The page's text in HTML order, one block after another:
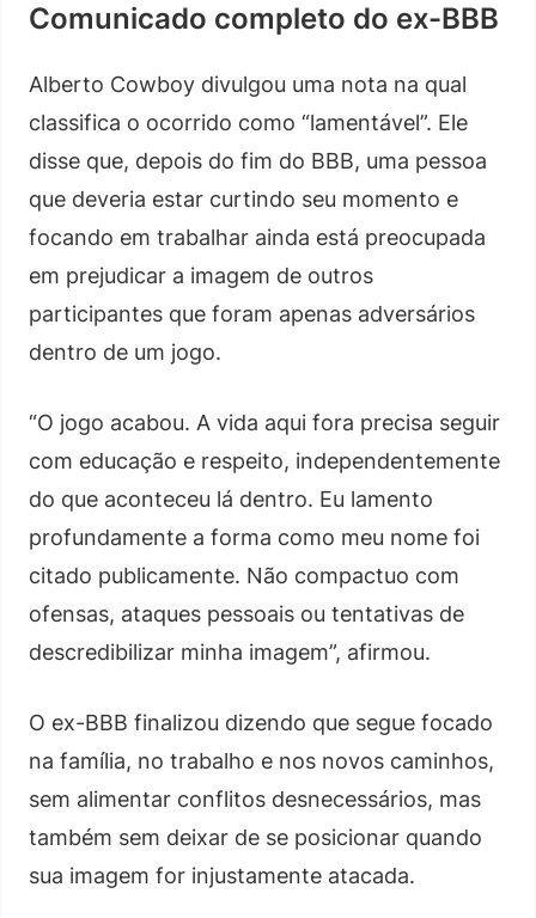
Comunicado completo do ex-BBB
Alberto Cowboy divulgou uma nota na qual
classifica o ocorrido como “lamentável”. Ele
disse que, depois do fim do BBB, uma pessoa
que deveria estar curtindo seu momento e
focando em trabalhar ainda está preocupada
em prejudicar a imagem de outros
participantes que foram apenas adversários
dentro de um jogo.
“O jogo acabou. A vida aqui fora precisa seguir
com educação e respeito, independentemente
do que aconteceu lá dentro. Eu lamento
profundamente a forma como meu nome foi
citado publicamente. Não compactuo com
ofensas, ataques pessoais ou tentativas de
descredibilizar minha imagem”, afirmou.
O ex-BBB finalizou dizendo que segue focado
na família, no trabalho e nos novos caminhos,
sem alimentar conflitos desnecessários, mas
também sem deixar de se posicionar quando
sua imagem for injustamente atacada.